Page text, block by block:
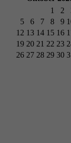
1
2
5
6 7 8 9
12 13 14 15 16
19 20 21 22 23
26 27 28 29 30